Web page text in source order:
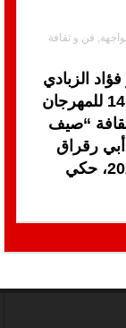
فن و ثقافة
فؤاد الزبادي
فعاليات الدورة ال14 للمهرجان
“صيف
أبي رقراق